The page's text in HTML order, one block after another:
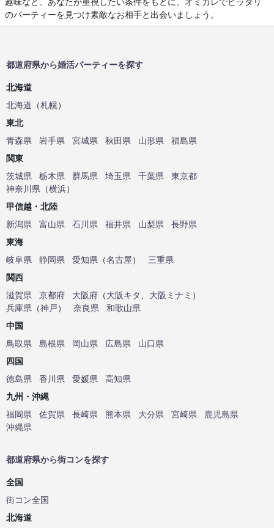
のパーティーを見つけ素敵なお相手と出会いましょう。
都道府県から婚活パーティーを探す
北海道
北海道 （札幌）
東北
青森県
岩手県 宮城県 秋田県 山形県
福島県
関東
茨城県
栃木県 群馬県 埼玉県 千葉県
東京都
神奈川県 （横浜）
甲信越・北陸
新潟県
富山県 石川県 福井県 山梨県
長野県
東海
岐阜県
静岡県 愛知県 （名古屋）
三重県
関西
滋賀県
京都府 大阪府 （大阪キタ 大阪ミナミ ）
兵庫県 （神戸） 奈良県
和歌山県
中国
鳥取県
島根県 岡山県 広島県
山口県
四国
徳島県
香川県 愛媛県
高知県
九州・沖縄
福岡県
佐賀県 長崎県 熊本県 大分県 宮崎県
鹿児島県
沖縄県
都道府県から街コンを探す
全国
街コン全国
北海道